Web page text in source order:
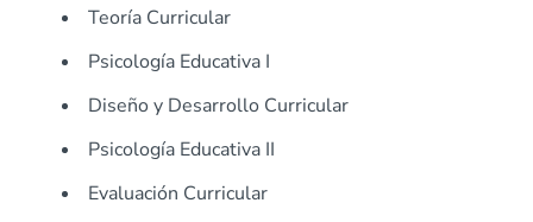
Teoría Curricular
Psicología Educativa I
Diseño y Desarrollo Curricular
Psicología Educativa II
Evaluación Curricular